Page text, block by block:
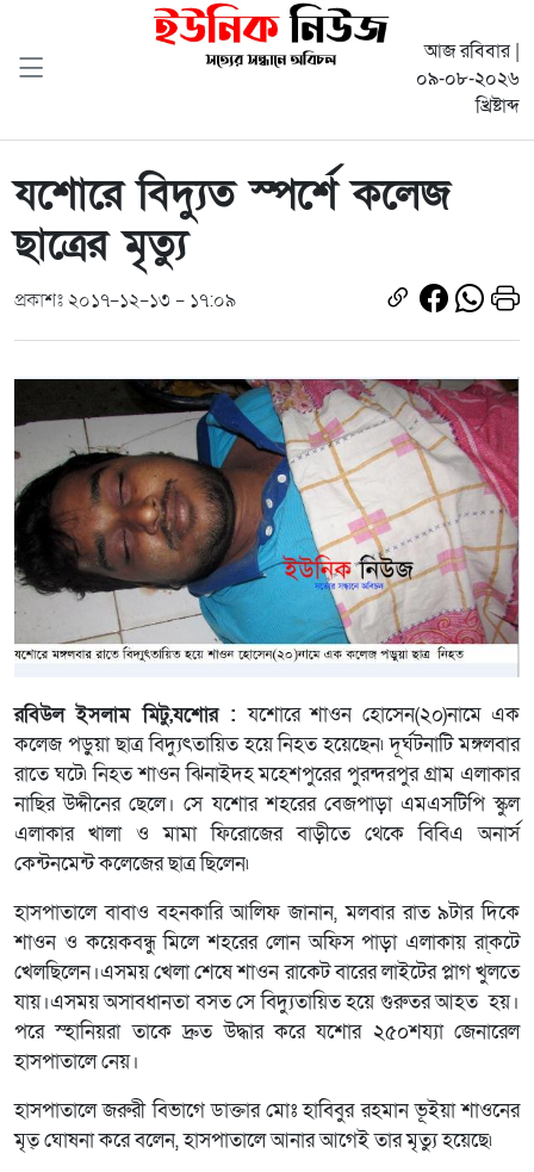
আজ রবিবার |
০৯-০৮-২০২৬
খ্রিষ্টাব্দ
যশোরে বিদ্যুত স্পর্শে কলেজ
ছাত্রের মৃত্যু
প্রকাশঃ ২০১৭-১২-১৩ - ১৭:০৯
রবিউল ইসলাম মিটু,যশোর :যশোরে শাওন হোসেন(২০)নামে এক
কলেজ পড়ুয়া ছাত্র বিদ্যুৎতায়িত হয়ে নিহত হয়েছেন৷ দূর্ঘটনাটি মঙ্গলবার
রাতে ঘটে৷ নিহত শাওন ঝিনাইদহ মহেশপুরের পুরন্দরপুর গ্রাম এলাকার
নাছির উদ্দীনের ছেলে। সে যশোর শহরের বেজপাড়া এমএসটিপি স্কুল
এলাকার খালা ও মামা ফিরোজের বাড়ীতে থেকে বিবিএ অনার্স
কেন্টনমেন্ট কলেজের ছাত্র ছিলেন৷
হাসপাতালে বাবাও বহনকারি আলিফ জানান, মলবার রাত ৯টার দিকে
শাওন ও কয়েকবন্ধু মিলে শহরের লোন অফিস পাড়া এলাকায় রা্কটে
খেলছিলেন।এসময় খেলা শেষে শাওন রাকেট বারের লাইটের প্লাগ খুলতে
যায়।এসময় অসাবধানতা বসত সে বিদ্যুতায়িত হয়ে গুরুতর আহত হয়।
পরে স্হানিয়রা তাকে দ্রুত উদ্ধার করে যশোর ২৫০শয্যা জেনারেল
হাসপাতালে নেয়।
হাসপাতালে জরুরী বিভাগে ডাক্তার মোঃ হাবিবুর রহমান ভূইয়া শাওনের
মৃত্ ঘোষনা করে বলেন, হাসপাতালে আনার আগেই তার মৃত্যু হয়েছে৷